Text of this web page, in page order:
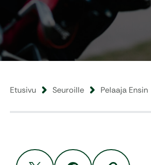
Etusivu Seuroille Pelaaja Ensin